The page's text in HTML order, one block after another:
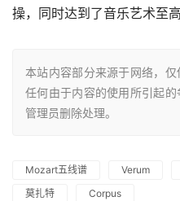
操，同时达到了音乐艺术至
本站内容部分来源于网络，
任何由于内容的使用所引起
管理员删除处理。
Mozart五线谱 Verum
莫扎特
Corpus